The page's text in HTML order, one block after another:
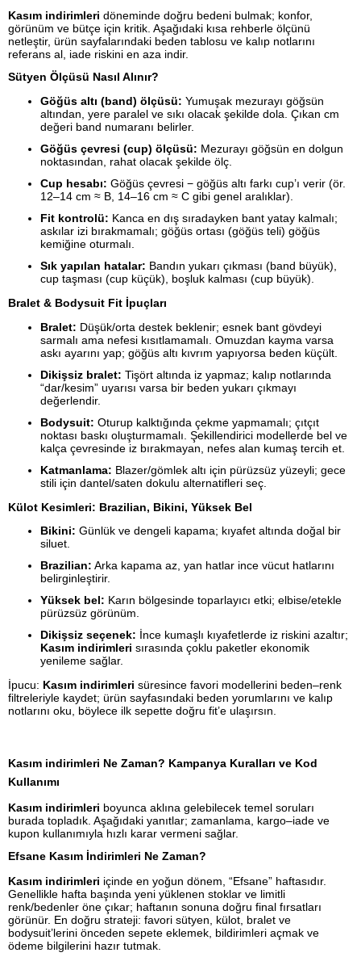
Kasım indirimleri döneminde doğru bedeni bulmak; konfor,
görünüm ve bütçe için kritik. Aşağıdaki kısa rehberle ölçünü
netleştir, ürün sayfalarındaki beden tablosu ve kalıp notlarını
referans al, iade riskini en aza indir.
Sütyen Ölçüsü Nasıl Alınır?
Göğüs altı (band) ölçüsü: Yumuşak mezurayı göğsün
altından, yere paralel ve sıkı olacak şekilde dola. Çıkan cm
değeri band numaranı belirler.
Göğüs çevresi (cup) ölçüsü: Mezurayı göğsün en dolgun
noktasından, rahat olacak şekilde ölç.
Cup hesabı: Göğüs çevresi − göğüs altı farkı cup’ı verir (ör.
12–14 cm ≈ B, 14–16 cm ≈ C gibi genel aralıklar).
Fit kontrolü: Kanca en dış sıradayken bant yatay kalmalı;
askılar izi bırakmamalı; göğüs ortası (göğüs teli) göğüs
kemiğine oturmalı.
Sık yapılan hatalar: Bandın yukarı çıkması (band büyük),
cup taşması (cup küçük), boşluk kalması (cup büyük).
Bralet & Bodysuit Fit İpuçları
Bralet: Düşük/orta destek beklenir; esnek bant gövdeyi
sarmalı ama nefesi kısıtlamamalı. Omuzdan kayma varsa
askı ayarını yap; göğüs altı kıvrım yapıyorsa beden küçült.
Dikişsiz bralet: Tişört altında iz yapmaz; kalıp notlarında
“dar/kesim” uyarısı varsa bir beden yukarı çıkmayı
değerlendir.
Bodysuit: Oturup kalktığında çekme yapmamalı; çıtçıt
noktası baskı oluşturmamalı. Şekillendirici modellerde bel ve
kalça çevresinde iz bırakmayan, nefes alan kumaş tercih et.
Katmanlama: Blazer/gömlek altı için pürüzsüz yüzeyli; gece
stili için dantel/saten dokulu alternatifleri seç.
Külot Kesimleri: Brazilian, Bikini, Yüksek Bel
Bikini: Günlük ve dengeli kapama; kıyafet altında doğal bir
siluet.
Brazilian: Arka kapama az, yan hatlar ince vücut hatlarını
belirginleştirir.
Yüksek bel: Karın bölgesinde toparlayıcı etki; elbise/etekle
pürüzsüz görünüm.
Dikişsiz seçenek: İnce kumaşlı kıyafetlerde iz riskini azaltır;
Kasım indirimleri sırasında çoklu paketler ekonomik
yenileme sağlar.
İpucu: Kasım indirimleri süresince favori modellerini beden–renk
filtreleriyle kaydet; ürün sayfasındaki beden yorumlarını ve kalıp
notlarını oku, böylece ilk sepette doğru fit’e ulaşırsın.
Kasım indirimleri Ne Zaman? Kampanya Kuralları ve Kod
Kullanımı
Kasım indirimleri boyunca aklına gelebilecek temel soruları
burada topladık. Aşağıdaki yanıtlar; zamanlama, kargo–iade ve
kupon kullanımıyla hızlı karar vermeni sağlar.
Efsane Kasım İndirimleri Ne Zaman?
Kasım indirimleri içinde en yoğun dönem, “Efsane” haftasıdır.
Genellikle hafta başında yeni yüklenen stoklar ve limitli
renk/bedenler öne çıkar; haftanın sonuna doğru final fırsatları
görünür. En doğru strateji: favori sütyen, külot, bralet ve
bodysuit’lerini önceden sepete eklemek, bildirimleri açmak ve
ödeme bilgilerini hazır tutmak.